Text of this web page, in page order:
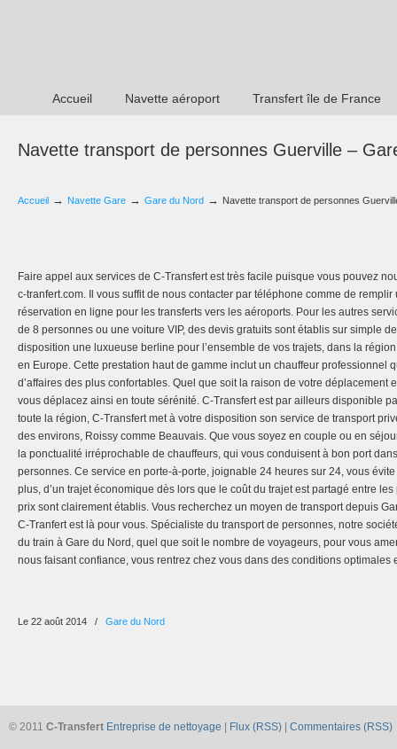
Accueil Navette aéroport Transfert île de France
Navette transport de personnes Guerville –
Accueil → Navette Gare → Gare du Nord → Navette transport de personnes
Faire appel aux services de C-Transfert est très facile puisque vous pouvez
c-tranfert.com. Il vous suffit de nous contacter par téléphone comme de
réservation en ligne pour les transferts vers les aéroports. Pour les autres
de 8 personnes ou une voiture VIP, des devis gratuits sont établis sur simple
disposition une luxueuse berline pour l’ensemble de vos trajets, dans la
en Europe. Cette prestation haut de gamme inclut un chauffeur professionnel
d’affaires des plus confortables. Quel que soit la raison de votre déplacement
vous déplacez ainsi en toute sérénité. C-Transfert est par ailleurs disponible
toute la région, C-Transfert met à votre disposition son service de transport
des environs, Roissy comme Beauvais. Que vous soyez en couple ou en
la ponctualité irréprochable de chauffeurs, qui vous conduisent à bon port
personnes. Ce service en porte-à-porte, joignable 24 heures sur 24, vous
plus, d’un trajet économique dès lors que le coût du trajet est partagé entre
prix sont clairement établis. Vous recherchez un moyen de transport depuis
C-Tranfert est là pour vous. Spécialiste du transport de personnes, notre
du train à Gare du Nord, quel que soit le nombre de voyageurs, pour vous
nous faisant confiance, vous rentrez chez vous dans des conditions optimales
Le 22 août 2014 / Gare du Nord
© 2011 C-Transfert Entreprise de nettoyage Flux (RSS) Commentaires (RSS)